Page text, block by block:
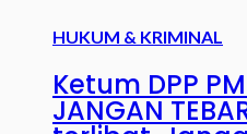
HUKUM & KRIMINAL
Ketum DPP
JANGAN